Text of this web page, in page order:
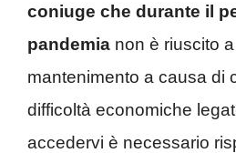
coniuge che durante il
pandemia non è riuscito
mantenimento a causa di
difficoltà economiche
accedervi è necessario